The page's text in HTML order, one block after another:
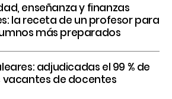
enseñanza y finanzas
la receta de un profesor para
más preparados
adjudicadas el 99 % de
vacantes de docentes